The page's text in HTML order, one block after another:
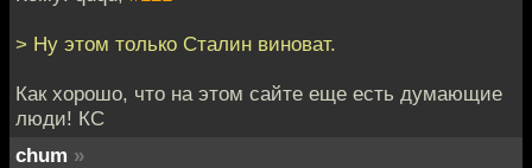
> Ну этом только Сталин виноват.
Как хорошо, что на этом сайте еще есть думающие
люди! КС
chum »